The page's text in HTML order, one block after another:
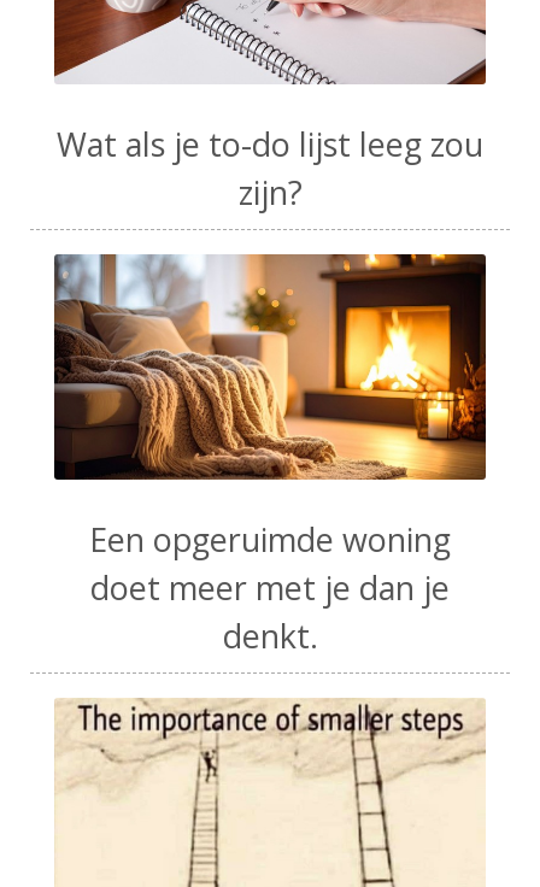
Wat als je to-do lijst leeg zou
zijn?
Een opgeruimde woning
doet meer met je dan je
denkt.